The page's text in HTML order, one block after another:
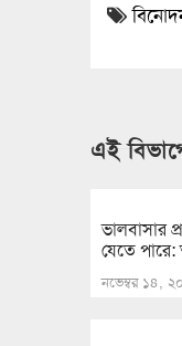
এই
ভালবাসার
যেতে
নভেম্বর ১৪,